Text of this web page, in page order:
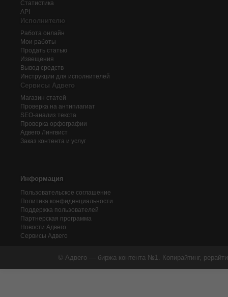
Статистика
API
Исполнителю
Работа онлайн
Мои работы
Продать статью
Извещения
Вывод средств
Инструкции для исполнителей
Сервисы Адвего
Магазин статей
Проверка на антиплагиат
SEO-анализ текста
Проверка орфографии
Адвего Лингвист
Заказ контента и услуг
Информация
Пользовательское соглашение
Политика конфиденциальности
Поддержка пользователей
Партнерская программа
Новости Адвего
Сервисы Адвего
© Адвего — биржа контента №1. Копирайтинг,